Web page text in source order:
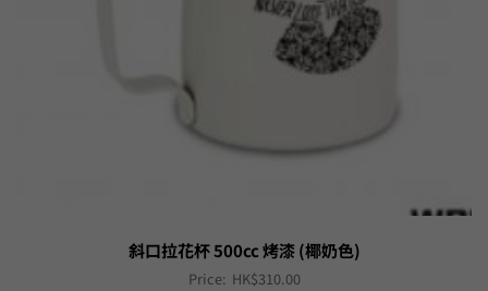
斜口拉花杯 500cc 烤漆 (椰奶色)
Price: HK$310.00